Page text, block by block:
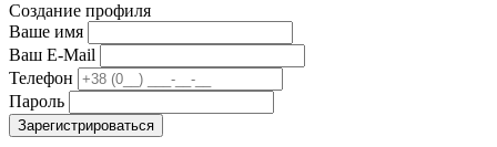
Создание профиля
Ваше имя
Ваш E-Mail
Телефон
Пароль
Зарегистрироваться